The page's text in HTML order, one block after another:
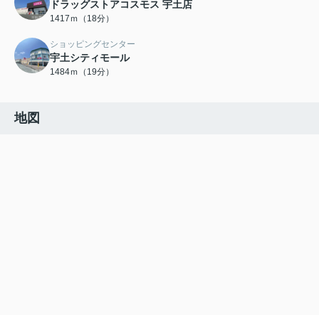
ドラッグストアコスモス 宇土店
1417ｍ（18分）
ショッピングセンター
宇土シティモール
1484ｍ（19分）
地図